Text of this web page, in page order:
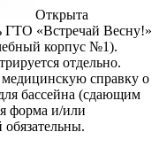
Открыта
ГТО «Встречай Весну!»
корпус №1).
отдельно.
справку о
бассейна (сдающим
форма и/или